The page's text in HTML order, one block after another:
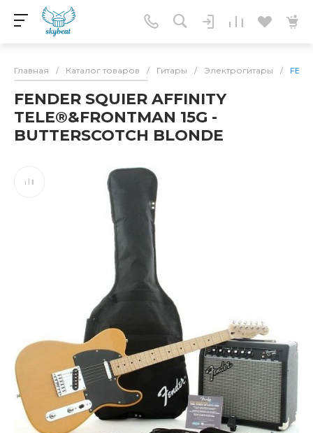
Главная / Каталог товаров / Гитары / Электрогитары /
FENDER SQUIER AFFINITY
TELE®&FRONTMAN 15G -
BUTTERSCOTCH BLONDE